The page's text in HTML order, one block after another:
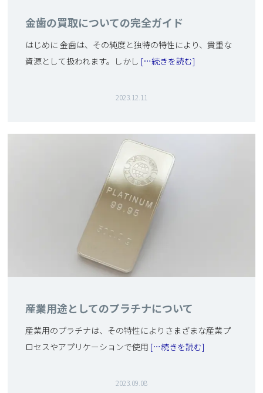
金歯の買取についての完全ガイド
はじめに 金歯は、その純度と独特の特性により、貴重な
資源として扱われます。しかし […続きを読む]
2023.12.11
産業用途としてのプラチナについて
産業用のプラチナは、その特性によりさまざまな産業プ
ロセスやアプリケーションで使用 […続きを読む]
2023.09.08